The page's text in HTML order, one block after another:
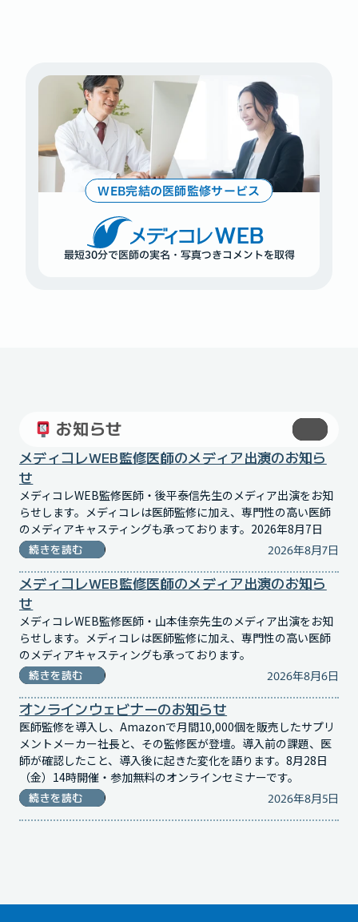
WEB完結の医師監修サービス
WEB
最短30分で医師の実名・写真つきコメントを取得
お知らせ
メディコレWEB監修医師のメディア出演のお知ら
せ
メディコレWEB監修医師・後平泰信先生のメディア出演をお知
らせします。メディコレは医師監修に加え、専門性の高い医師
のメディアキャスティングも承っております。2026年8月7日
続きを読む 2026年8月7日
メディコレWEB監修医師のメディア出演のお知ら
せ
メディコレWEB監修医師・山本佳奈先生のメディア出演をお知
らせします。メディコレは医師監修に加え、専門性の高い医師
のメディアキャスティングも承っております。
続きを読む 2026年8月6日
オンラインウェビナーのお知らせ
医師監修を導入し、Amazonで月間10,000個を販売したサプリ
メントメーカー社長と、その監修医が登壇。導入前の課題、医
師が確認したこと、導入後に起きた変化を語ります。8月28日
（金）14時開催・参加無料のオンラインセミナーです。
続きを読む 2026年8月5日